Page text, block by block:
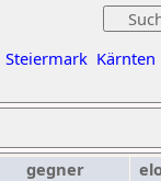
Steiermark Kärnten
gegner